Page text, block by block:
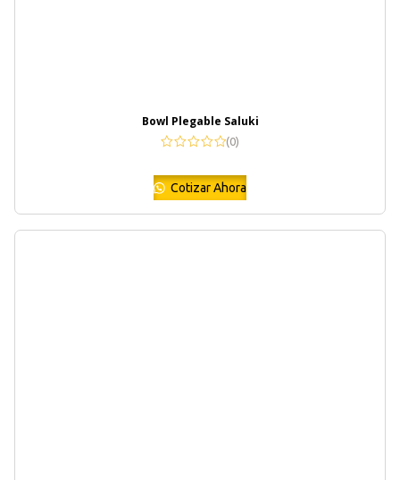
Bowl Plegable Saluki
(0)
Cotizar Ahora